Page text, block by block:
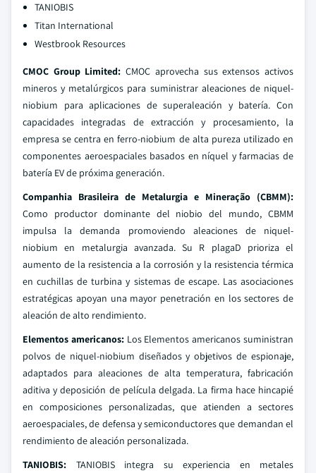
TANIOBIS
Titan International
Westbrook Resources
CMOC Group Limited:CMOC aprovecha sus extensos activos
mineros y metalúrgicos para suministrar aleaciones de niquel-
niobium para aplicaciones de superaleación y batería. Con
capacidades integradas de extracción y procesamiento, la
empresa se centra en ferro-niobium de alta pureza utilizado en
componentes aeroespaciales basados en níquel y farmacias de
batería EV de próxima generación.
Companhia Brasileira de Metalurgia e Mineração (CBMM):
Como productor dominante del niobio del mundo, CBMM
impulsa la demanda promoviendo aleaciones de niquel-
niobium en metalurgia avanzada. Su R plagaD prioriza el
aumento de la resistencia a la corrosión y la resistencia térmica
en cuchillas de turbina y sistemas de escape. Las asociaciones
estratégicas apoyan una mayor penetración en los sectores de
aleación de alto rendimiento.
Elementos americanos: Los Elementos americanos suministran
polvos de niquel-niobium diseñados y objetivos de espionaje,
adaptados para aleaciones de alta temperatura, fabricación
aditiva y deposición de película delgada. La firma hace hincapié
en composiciones personalizadas, que atienden a sectores
aeroespaciales, de defensa y semiconductores que demandan el
rendimiento de aleación personalizada.
TANIOBIS: TANIOBIS integra su experiencia en metales